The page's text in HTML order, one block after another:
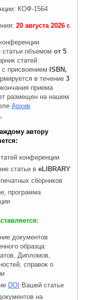
КОФ-1564
20 августа 2026г.
статьи объемом от 5
статей
присвоением
ISBN,
в течение3
приема
размещен на нашем
Архив
автору
конференции
статьи в eLIBRARY
сборников
программа
документов
образца:
Дипломов,
справок о
DOI
Вашей статье
на